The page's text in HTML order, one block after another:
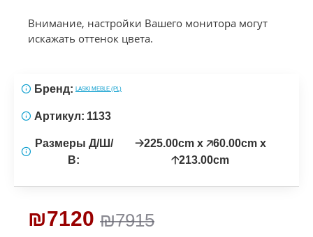
Внимание, настройки Вашего монитора могут
искажать оттенок цвета.
₪7915
₪7120
Бренд: LASKI MEBLE (PL)
Артикул: 1133
Размеры Д/Ш/
В:
🡢225.00cm x 🡥60.00cm x
🡡213.00cm